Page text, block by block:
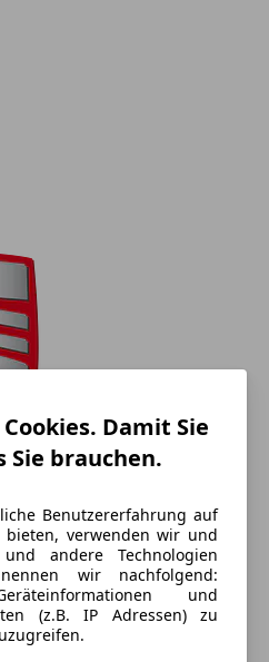
Damit Sie
Sie brauchen.
Benutzererfahrung auf
bieten, verwenden wir und
andere Technologien
wir nachfolgend:
und
(z.B. IP Adressen) zu